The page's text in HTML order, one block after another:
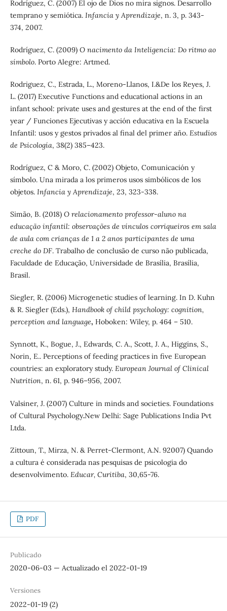
Rodríguez, C. (2007) El ojo de Dios no mira signos. Desarrollo
temprano y semiótica. Infancia y Aprendizaje, n. 3, p. 343-
374, 2007.
Rodríguez, C. (2009) O nacimento da Inteligencia: Do ritmo ao
símbolo. Porto Alegre: Artmed.
Rodriguez, C., Estrada, L., Moreno-Llanos, I.&De los Reyes, J.
L. (2017) Executive Functions and educational actions in an
infant school: private uses and gestures at the end of the first
year / Funciones Ejecutivas y acción educativa en la Escuela
Infantil: usos y gestos privados al final del primer año. Estudios
de Psicología, 38(2) 385–423.
Rodríguez, C & Moro, C. (2002) Objeto, Comunicación y
símbolo. Una mirada a los primeros usos simbólicos de los
objetos. Infancia y Aprendizaje, 23, 323-338.
Simão, B. (2018) O relacionamento professor-aluno na
educação infantil: observações de vínculos corriqueiros em sala
de aula com crianças de 1 a 2 anos participantes de uma
creche do DF. Trabalho de conclusão de curso não publicada,
Faculdade de Educação, Universidade de Brasília, Brasília,
Brasil.
Siegler, R. (2006) Microgenetic studies of learning. In D. Kuhn
& R. Siegler (Eds.), Handbook of child psychology: cognition,
perception and language, Hoboken: Wiley, p. 464 – 510.
Synnott, K., Bogue, J., Edwards, C. A., Scott, J. A., Higgins, S.,
Norin, E.. Perceptions of feeding practices in five European
countries: an exploratory study. European Journal of Clinical
Nutrition, n. 61, p. 946–956, 2007.
Valsiner, J. (2007) Culture in minds and societies. Foundations
of Cultural Psychology.New Delhi: Sage Publications India Pvt
Ltda.
Zittoun, T., Mirza, N. & Perret-Clermont, A.N. 92007) Quando
a cultura é considerada nas pesquisas de psicologia do
desenvolvimento. Educar, Curitiba, 30,65-76.
PDF
Publicado
2020-06-03 — Actualizado el 2022-01-19
Versiones
2022-01-19 (2)